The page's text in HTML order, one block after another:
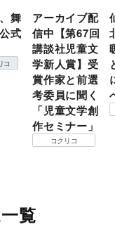
舞
式
コ
アーカイブ配
信中【第67回
講談社児童文
学新人賞】受
賞作家と前選
考委員に聞く
「児童文学創
作セミナー」
コクリコ
覧